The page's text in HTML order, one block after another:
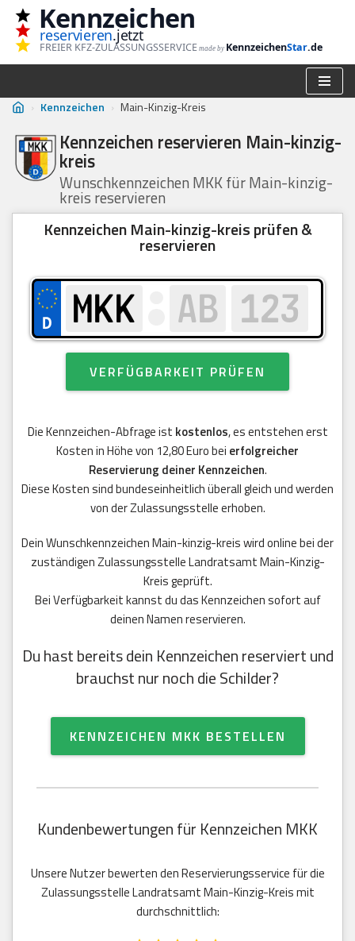
Zum
Inhalt
Kennzeichen
reservieren.jetzt
FREIER KFZ-ZULASSUNGSSERVICE made by KennzeichenStar.de
› Kennzeichen › Main-Kinzig-Kreis
Kennzeichen reservieren Main-kinzig-
kreis
Wunschkennzeichen MKK für Main-kinzig-
kreis reservieren
Kennzeichen Main-kinzig-kreis prüfen &
reservieren
VERFÜGBARKEIT PRÜFEN
Die Kennzeichen-Abfrage ist kostenlos, es entstehen erst
Kosten in Höhe von 12,80 Euro bei erfolgreicher
Reservierung deiner Kennzeichen.
Diese Kosten sind bundeseinheitlich überall gleich und werden
von der Zulassungsstelle erhoben.
Dein Wunschkennzeichen Main-kinzig-kreis wird online bei der
zuständigen Zulassungsstelle Landratsamt Main-Kinzig-
Kreis geprüft.
Bei Verfügbarkeit kannst du das Kennzeichen sofort auf
deinen Namen reservieren.
Du hast bereits dein Kennzeichen reserviert und
brauchst nur noch die Schilder?
KENNZEICHEN MKK BESTELLEN
Kundenbewertungen für Kennzeichen MKK
Unsere Nutzer bewerten den Reservierungsservice für die
Zulassungsstelle Landratsamt Main-Kinzig-Kreis mit
durchschnittlich: